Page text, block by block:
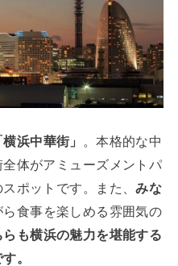
横浜中華街」
。本格的な中
体がアミューズメントパ
ポットです。また、みな
食事を楽しめる雰囲気の
らも横浜の魅力を堪能する
。